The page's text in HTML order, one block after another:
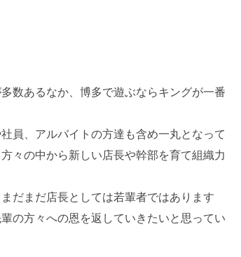
数あるなか、博多で遊ぶならキングが一番
員、アルバイトの方達も含め一丸となって
々の中から新しい店長や幹部を育て組織力
だまだ店長としては若輩者ではあります
の方々への恩を返していきたいと思ってい